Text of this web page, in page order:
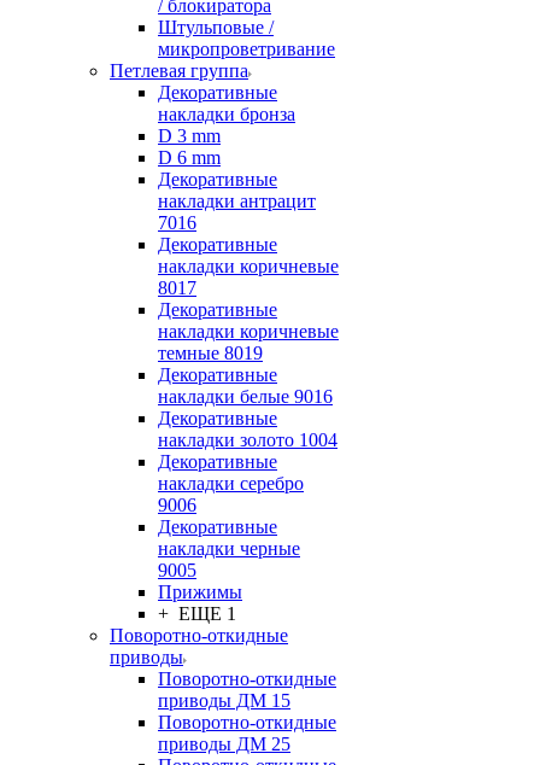
/ блокиратора
Штульповые /
микропроветривание
Петлевая группа
Декоративные
накладки бронза
D 3 mm
D 6 mm
Декоративные
накладки антрацит
7016
Декоративные
накладки коричневые
8017
Декоративные
накладки коричневые
темные 8019
Декоративные
накладки белые 9016
Декоративные
накладки золото 1004
Декоративные
накладки серебро
9006
Декоративные
накладки черные
9005
Прижимы
+ ЕЩЕ 1
Поворотно-откидные
приводы
Поворотно-откидные
приводы ДМ 15
Поворотно-откидные
приводы ДМ 25